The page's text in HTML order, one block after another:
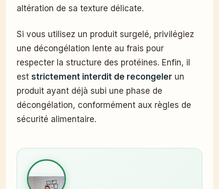
altération de sa texture délicate.
Si vous utilisez un produit surgelé, privilégiez
une décongélation lente au frais pour
respecter la structure des protéines. Enfin, il
est strictement interdit de recongeler un
produit ayant déjà subi une phase de
décongélation, conformément aux règles de
sécurité alimentaire.